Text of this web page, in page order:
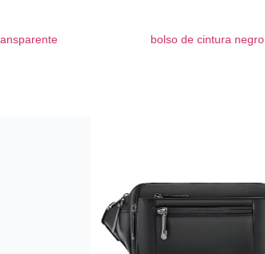
bolso de cintura negro